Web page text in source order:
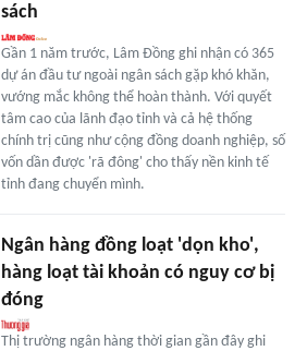
sách
Gần 1 năm trước, Lâm Đồng ghi nhận có 365
dự án đầu tư ngoài ngân sách gặp khó khăn,
vướng mắc không thể hoàn thành. Với quyết
tâm cao của lãnh đạo tỉnh và cả hệ thống
chính trị cũng như cộng đồng doanh nghiệp, số
vốn dần được 'rã đông' cho thấy nền kinh tế
tỉnh đang chuyển mình.
Ngân hàng đồng loạt 'dọn kho',
hàng loạt tài khoản có nguy cơ bị
đóng
Thị trường ngân hàng thời gian gần đây ghi